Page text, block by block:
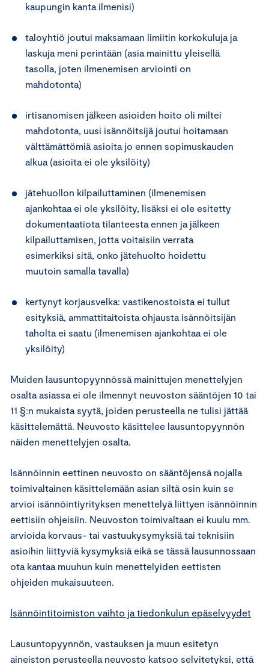
kaupungin kanta ilmenisi)
taloyhtiö joutui maksamaan limiitin korkokuluja ja
laskuja meni perintään (asia mainittu yleisellä
tasolla, joten ilmenemisen arviointi on
mahdotonta)
irtisanomisen jälkeen asioiden hoito oli miltei
mahdotonta, uusi isännöitsijä joutui hoitamaan
välttämättömiä asioita jo ennen sopimuskauden
alkua (asioita ei ole yksilöity)
jätehuollon kilpailuttaminen (ilmenemisen
ajankohtaa ei ole yksilöity, lisäksi ei ole esitetty
dokumentaatiota tilanteesta ennen ja jälkeen
kilpailuttamisen, jotta voitaisiin verrata
esimerkiksi sitä, onko jätehuolto hoidettu
muutoin samalla tavalla)
kertynyt korjausvelka: vastikenostoista ei tullut
esityksiä, ammattitaitoista ohjausta isännöitsijän
taholta ei saatu (ilmenemisen ajankohtaa ei ole
yksilöity)
Muiden lausuntopyynnössä mainittujen menettelyjen
osalta asiassa ei ole ilmennyt neuvoston sääntöjen 10 tai
11 §:n mukaista syytä, joiden perusteella ne tulisi jättää
käsittelemättä. Neuvosto käsittelee lausuntopyynnön
näiden menettelyjen osalta.
Isännöinnin eettinen neuvosto on sääntöjensä nojalla
toimivaltainen käsittelemään asian siltä osin kuin se
arvioi isännöintiyrityksen menettelyä liittyen isännöinnin
eettisiin ohjeisiin. Neuvoston toimivaltaan ei kuulu mm.
arvioida korvaus- tai vastuukysymyksiä tai teknisiin
asioihin liittyviä kysymyksiä eikä se tässä lausunnossaan
ota kantaa muuhun kuin menettelyiden eettisten
ohjeiden mukaisuuteen.
Isännöintitoimiston vaihto ja tiedonkulun epäselvyydet
Lausuntopyynnön, vastauksen ja muun esitetyn
aineiston perusteella neuvosto katsoo selvitetyksi, että